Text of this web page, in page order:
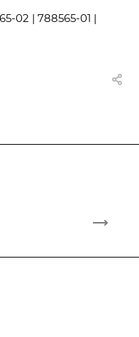
02 | 788565-01 |